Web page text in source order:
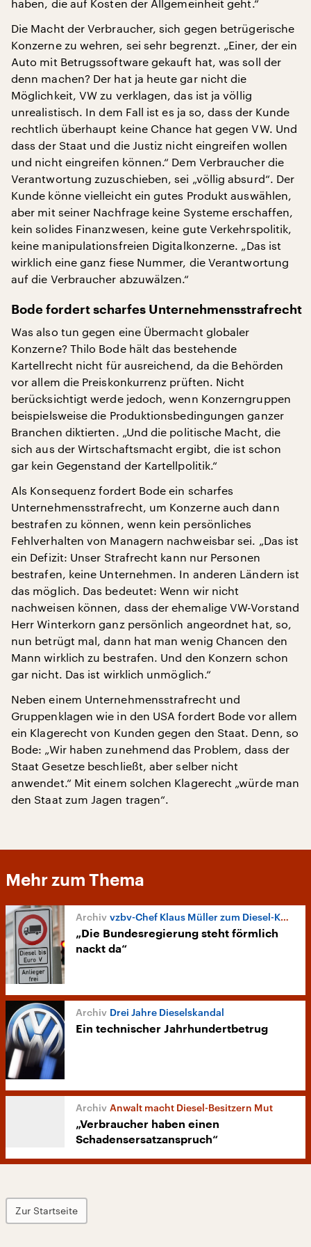
haben, die auf Kosten der Allgemeinheit geht.“
Die Macht der Verbraucher, sich gegen betrügerische
Konzerne zu wehren, sei sehr begrenzt. „Einer, der ein
Auto mit Betrugssoftware gekauft hat, was soll der
denn machen? Der hat ja heute gar nicht die
Möglichkeit, VW zu verklagen, das ist ja völlig
unrealistisch. In dem Fall ist es ja so, dass der Kunde
rechtlich überhaupt keine Chance hat gegen VW. Und
dass der Staat und die Justiz nicht eingreifen wollen
und nicht eingreifen können.“ Dem Verbraucher die
Verantwortung zuzuschieben, sei „völlig absurd“. Der
Kunde könne vielleicht ein gutes Produkt auswählen,
aber mit seiner Nachfrage keine Systeme erschaffen,
kein solides Finanzwesen, keine gute Verkehrspolitik,
keine manipulationsfreien Digitalkonzerne. „Das ist
wirklich eine ganz fiese Nummer, die Verantwortung
auf die Verbraucher abzuwälzen.“
Bode fordert scharfes Unternehmensstrafrecht
Was also tun gegen eine Übermacht globaler
Konzerne? Thilo Bode hält das bestehende
Kartellrecht nicht für ausreichend, da die Behörden
vor allem die Preiskonkurrenz prüften. Nicht
berücksichtigt werde jedoch, wenn Konzerngruppen
beispielsweise die Produktionsbedingungen ganzer
Branchen diktierten. „Und die politische Macht, die
sich aus der Wirtschaftsmacht ergibt, die ist schon
gar kein Gegenstand der Kartellpolitik.“
Als Konsequenz fordert Bode ein scharfes
Unternehmensstrafrecht, um Konzerne auch dann
bestrafen zu können, wenn kein persönliches
Fehlverhalten von Managern nachweisbar sei. „Das ist
ein Defizit: Unser Strafrecht kann nur Personen
bestrafen, keine Unternehmen. In anderen Ländern ist
das möglich. Das bedeutet: Wenn wir nicht
nachweisen können, dass der ehemalige VW-Vorstand
Herr Winterkorn ganz persönlich angeordnet hat, so,
nun betrügt mal, dann hat man wenig Chancen den
Mann wirklich zu bestrafen. Und den Konzern schon
gar nicht. Das ist wirklich unmöglich.“
Neben einem Unternehmensstrafrecht und
Gruppenklagen wie in den USA fordert Bode vor allem
ein Klagerecht von Kunden gegen den Staat. Denn, so
Bode: „Wir haben zunehmend das Problem, dass der
Staat Gesetze beschließt, aber selber nicht
anwendet.“ Mit einem solchen Klagerecht „würde man
den Staat zum Jagen tragen“.
Mehr zum Thema
vzbv-Chef Klaus Müller zum Diesel-Kompromiss
„Die Bundesregierung steht förmlich
nackt da“
Drei Jahre Dieselskandal
Ein technischer Jahrhundertbetrug
Anwalt macht Diesel-Besitzern Mut
„Verbraucher haben einen
Schadensersatzanspruch“
Zur Startseite